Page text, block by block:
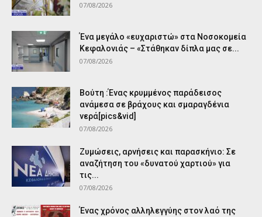
07/08/2026
Ένα μεγάλο «ευχαριστώ» στα Νοσοκομεία
Κεφαλονιάς – «Στάθηκαν δίπλα μας σε...
07/08/2026
Βούτη :Ένας κρυμμένος παράδεισος
ανάμεσα σε βράχους και σμαραγδένια
νερά[pics&vid]
07/08/2026
Ζυμώσεις, αρνήσεις και παρασκήνιο: Σε
αναζήτηση του «δυνατού χαρτιού» για
τις...
07/08/2026
Ένας χρόνος αλληλεγγύης στον λαό της